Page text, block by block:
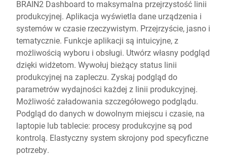
BRAIN2 Dashboard to maksymalna przejrzystość linii
produkcyjnej. Aplikacja wyświetla dane urządzenia i
systemów w czasie rzeczywistym. Przejrzyście, jasno i
tematycznie. Funkcje aplikacji są intuicyjne, z
możliwością wyboru i obsługi. Utwórz własny podgląd
dzięki widżetom. Wywołuj bieżący status linii
produkcyjnej na zapleczu. Zyskaj podgląd do
parametrów wydajności każdej z linii produkcyjnej.
Możliwość załadowania szczegółowego podglądu.
Podgląd do danych w dowolnym miejscu i czasie, na
laptopie lub tablecie: procesy produkcyjne są pod
kontrolą. Elastyczny system skrojony pod specyficzne
potrzeby.